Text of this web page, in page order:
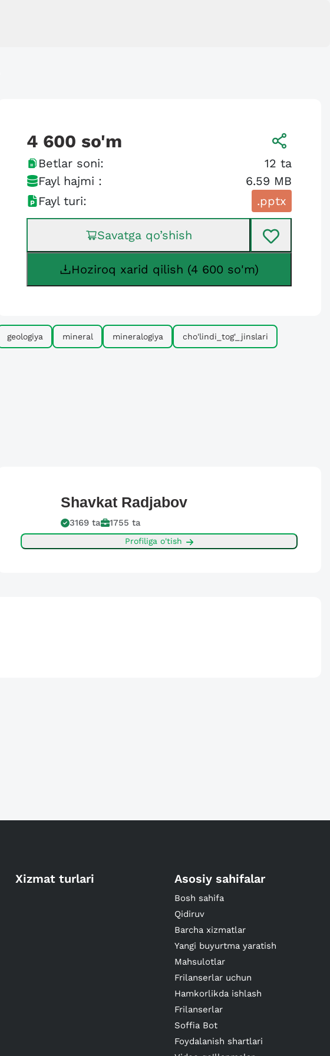
4 600 so'm
Betlar soni: 12 ta
Fayl hajmi :
6.59 MB
Fayl turi:
.pptx
Savatga qo’shish
Hoziroq xarid qilish (4 600 so'm)
geologiya mineral mineralogiya cho'lindi_tog'_jinslari
Shavkat Radjabov
3169 ta 1755 ta
Profiliga o'tish
Xizmat turlari Asosiy sahifalar
Bosh sahifa
Qidiruv
Barcha xizmatlar
Yangi buyurtma yaratish
Mahsulotlar
Frilanserlar uchun
Hamkorlikda ishlash
Frilanserlar
Soffia Bot
Foydalanish shartlari